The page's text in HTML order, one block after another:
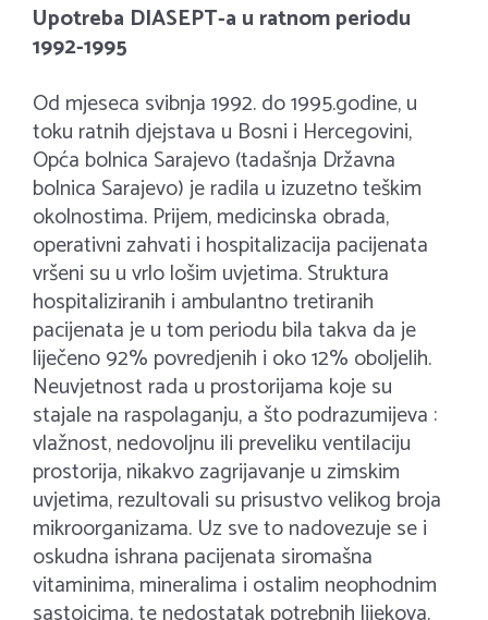
Upotreba DIASEPT-a u ratnom periodu
1992-1995
Od mjeseca svibnja 1992. do 1995.godine, u
toku ratnih djejstava u Bosni i Hercegovini,
Opća bolnica Sarajevo (tadašnja Državna
bolnica Sarajevo) je radila u izuzetno teškim
okolnostima. Prijem, medicinska obrada,
operativni zahvati i hospitalizacija pacijenata
vršeni su u vrlo lošim uvjetima. Struktura
hospitaliziranih i ambulantno tretiranih
pacijenata je u tom periodu bila takva da je
liječeno 92% povredjenih i oko 12% oboljelih.
Neuvjetnost rada u prostorijama koje su
stajale na raspolaganju, a što podrazumijeva :
vlažnost, nedovoljnu ili preveliku ventilaciju
prostorija, nikakvo zagrijavanje u zimskim
uvjetima, rezultovali su prisustvo velikog broja
mikroorganizama. Uz sve to nadovezuje se i
oskudna ishrana pacijenata siromašna
vitaminima, mineralima i ostalim neophodnim